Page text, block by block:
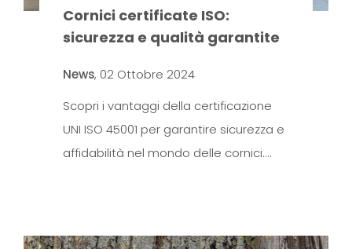
Cornici certificate ISO:
sicurezza e qualità garantite
News, 02 Ottobre 2024
Scopri i vantaggi della certificazione
UNI ISO 45001 per garantire sicurezza e
affidabilità nel mondo delle cornici.…